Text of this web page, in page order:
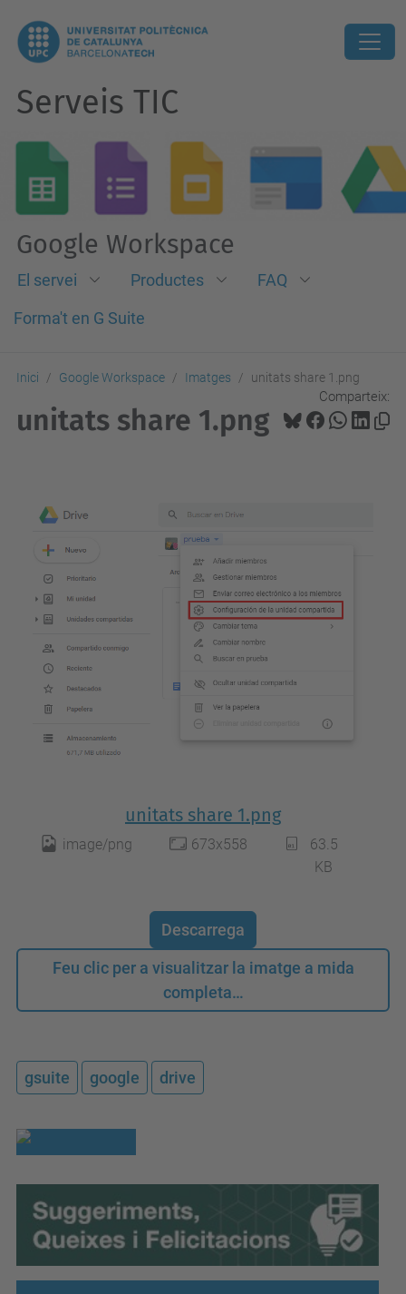
Serveis TIC
Google Workspace
El servei Productes
FAQ
Forma't en G Suite
Inici Google Workspace Imatges unitats share 1.png
Comparteix:
unitats share 1.png
unitats share 1.png
image/png 673x558
63.5
KB
Descarrega
Feu clic per a visualitzar la imatge a mida
completa…
gsuite google drive